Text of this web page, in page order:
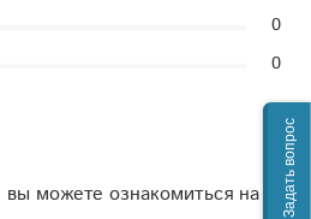
0
0
можете ознакомиться на
Задать вопрос